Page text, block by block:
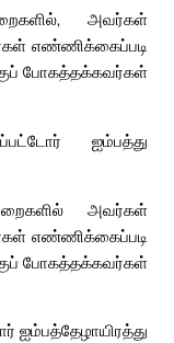
அவர்கள்
எண்ணிக்கைப்படி
போகத்தக்கவர்கள்
ஐம்பத்து
அவர்கள்
எண்ணிக்கைப்படி
போகத்தக்கவர்கள்
ஐம்பத்தேழாயிரத்து